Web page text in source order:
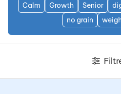
Calm Growth Senior
no grain